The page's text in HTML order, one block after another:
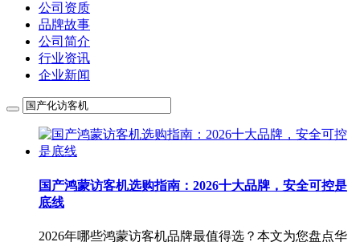
公司资质
品牌故事
公司简介
行业资讯
企业新闻
国产鸿蒙访客机选购指南：2026十大品牌，安全可控是
底线
2026年哪些鸿蒙访客机品牌最值得选？本文为您盘点华